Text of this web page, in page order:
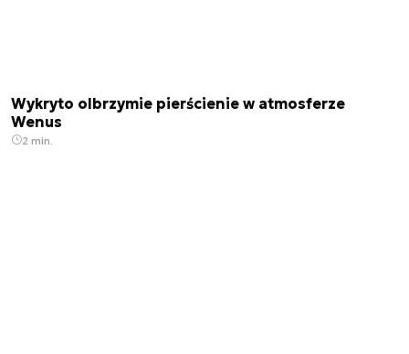
Wykryto olbrzymie pierścienie w atmosferze
Wenus
2 min.